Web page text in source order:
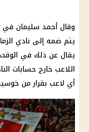
وقال أحمد سليمان في
يتم ضمه إلى نادي
يقال عن ذلك في الوقت
اللاعب خارج حسابات
أي لاعب بقرار من